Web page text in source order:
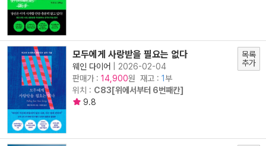
모두에게 사랑받을 필요는 없다
웨인 다이어
2026-02-04
판매가 : 14,900원 재고 : 1부
위치 : C83[위에서부터 6번째칸]
9.8
목록
추가